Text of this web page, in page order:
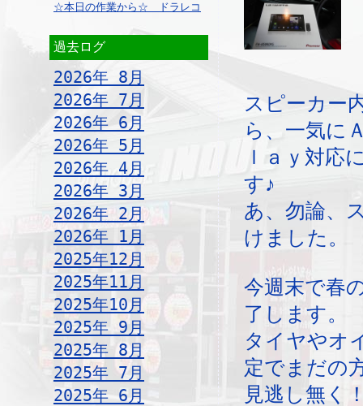
☆本日の作業から☆ ドラレコ
過去ログ
2026年 8月
2026年 7月
2026年 6月
2026年 5月
2026年 4月
2026年 3月
2026年 2月
2026年 1月
2025年12月
2025年11月
2025年10月
2025年 9月
2025年 8月
2025年 7月
2025年 6月
スピーカー
ら、一気に
ｌａｙ対応
す♪
あ、勿論、
けました。
今週末で春
了します。
タイヤやオ
定でまだの
見逃し無く